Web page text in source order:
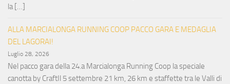
la […]
ALLA MARCIALONGA RUNNING COOP PACCO GARA E MEDAGLIA
DEL LAGORAI!
Luglio 28, 2026
Nel pacco gara della 24.a Marcialonga Running Coop la speciale
canotta by CraftIl 5 settembre 21 km, 26 km e staffette tra le Valli di